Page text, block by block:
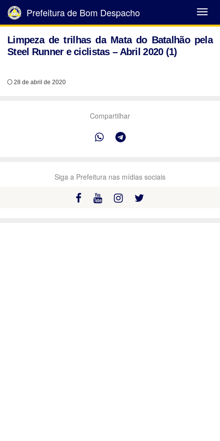
Abrir
Menu
Prefeitura de Bom Despacho
Limpeza de trilhas da Mata do Batalhão pela
Steel Runner e ciclistas – Abril 2020 (1)
28 de abril de 2020
Compartilhar
Siga a Prefeitura nas mídias sociais